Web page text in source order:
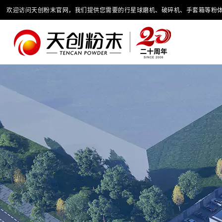
欢迎访问天创粉末官网，我们提供您需要的行星球磨机、破碎机、手套箱等粉